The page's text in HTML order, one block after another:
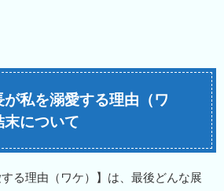
私を溺愛する理由（ワ
について
する理由（ワケ）】は、最後どんな展